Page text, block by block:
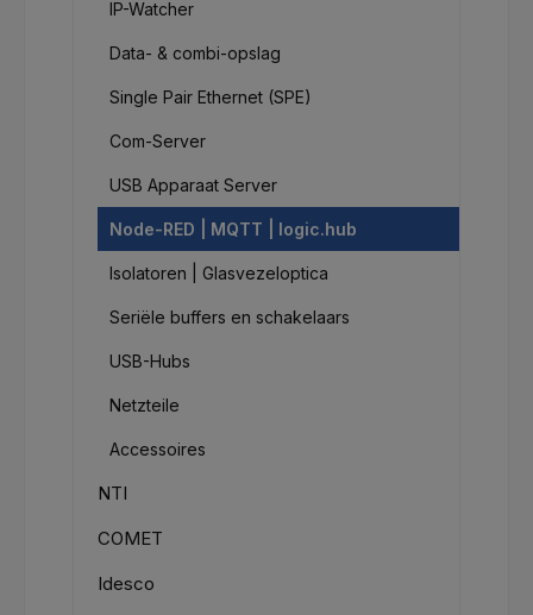
IP-Watcher
Data- & combi-opslag
Single Pair Ethernet (SPE)
Com-Server
USB Apparaat Server
Node-RED | MQTT | logic.hub
Isolatoren | Glasvezeloptica
Seriële buffers en schakelaars
USB-Hubs
Netzteile
Accessoires
NTI
COMET
Idesco